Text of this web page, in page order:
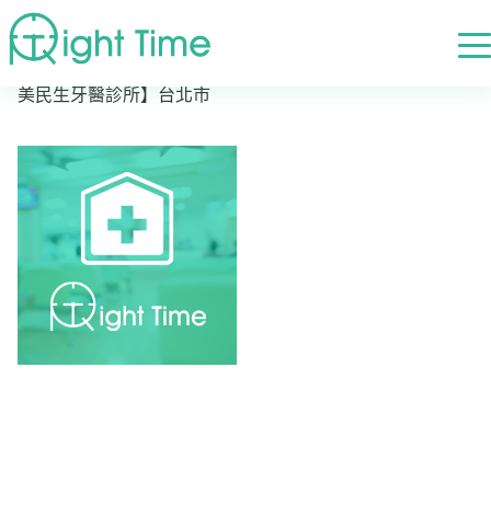
首頁» 高評價醫院診所搜尋
【勤
美民生牙醫診所】台北市